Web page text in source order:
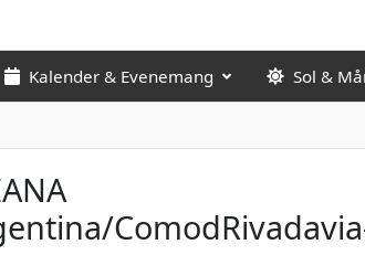
Kalender & Evenemang Sol &